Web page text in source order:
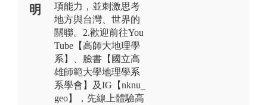
明
項能力，並刺激思考
地方與台灣、世界的
關聯。2.歡迎前往You
Tube【高師大地理學
系】、臉書【國立高
雄師範大學地理學系
系學會】及IG【nknu_
geo】，先線上體驗高